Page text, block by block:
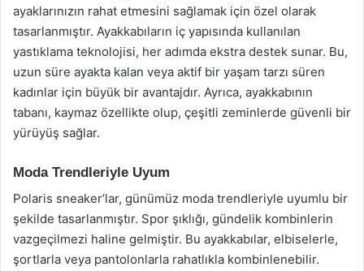
ayaklarınızın rahat etmesini sağlamak için özel olarak
tasarlanmıştır. Ayakkabıların iç yapısında kullanılan
yastıklama teknolojisi, her adımda ekstra destek sunar. Bu,
uzun süre ayakta kalan veya aktif bir yaşam tarzı süren
kadınlar için büyük bir avantajdır. Ayrıca, ayakkabının
tabanı, kaymaz özellikte olup, çeşitli zeminlerde güvenli bir
yürüyüş sağlar.
Moda Trendleriyle Uyum
Polaris sneaker’lar, günümüz moda trendleriyle uyumlu bir
şekilde tasarlanmıştır. Spor şıklığı, gündelik kombinlerin
vazgeçilmezi haline gelmiştir. Bu ayakkabılar, elbiselerle,
şortlarla veya pantolonlarla rahatlıkla kombinlenebilir.